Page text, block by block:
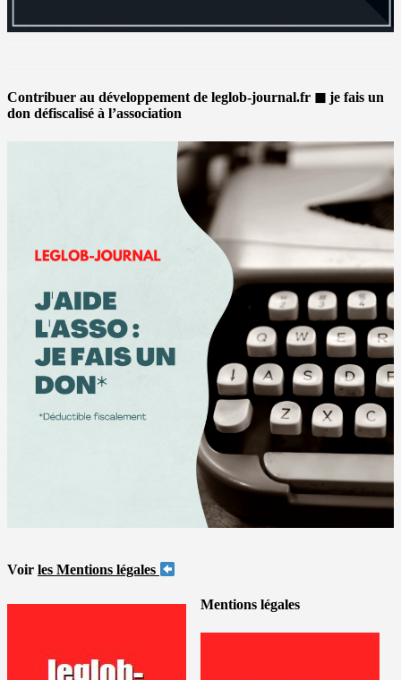
Contribuer au développement de leglob-journal.fr ◼ je fais un
don défiscalisé à l’association
Voir les Mentions légales
Mentions légales